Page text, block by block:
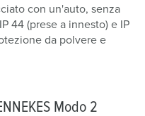
con un'auto, senza
44 (prese a innesto) e IP
da polvere e
Modo 2